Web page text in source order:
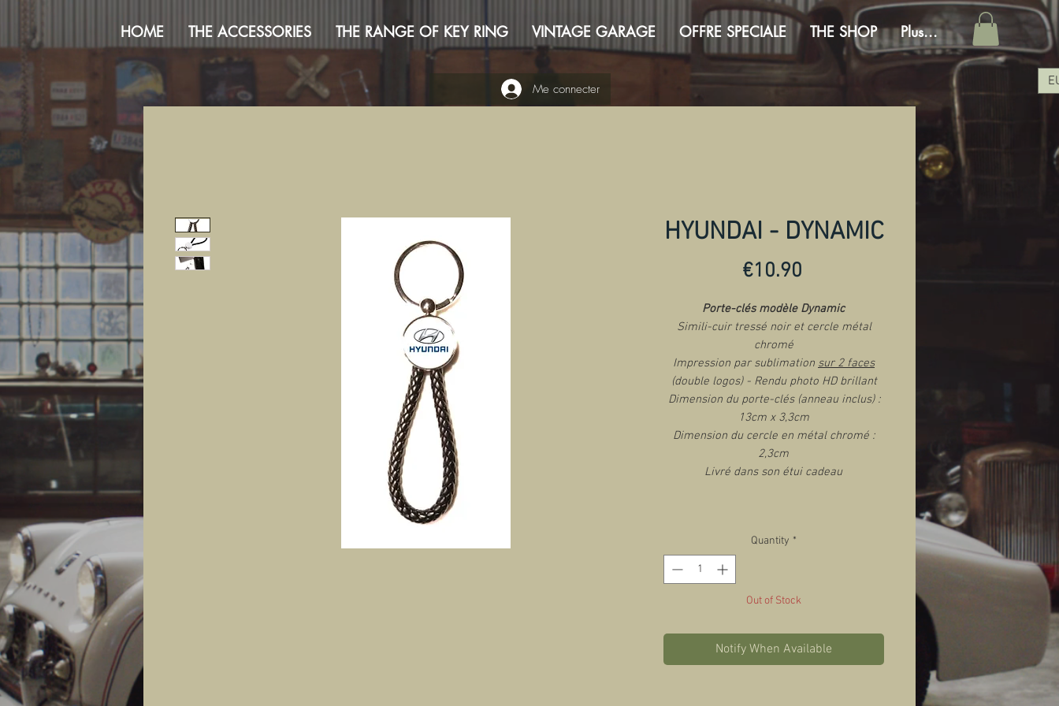
HOME THE ACCESSORIES THE RANGE OF KEY RING VINTAGE GARAGE OFFRE SPECIALE THE SHOP Plus...
Me connecter
HYUNDAI - DYNAMIC
€10.90Price
Porte-clés modèle Dynamic
Simili-cuir tressé noir et cercle métal
chromé
Impression par sublimation sur 2 faces
(double logos) - Rendu photo HD brillant
Dimension du porte-clés (anneau inclus) :
13cm x 3,3cm
Dimension du cercle en métal chromé :
2,3cm
Livré dans son étui cadeau
Quantity *
Out of Stock
Notify When Available